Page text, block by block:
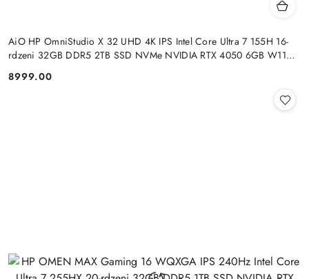
AiO HP OmniStudio X 32 UHD 4K IPS Intel Core Ultra 7 155H 16-
rdzeni 32GB DDR5 2TB SSD NVMe NVIDIA RTX 4050 6GB W11
Cena:
8999.00